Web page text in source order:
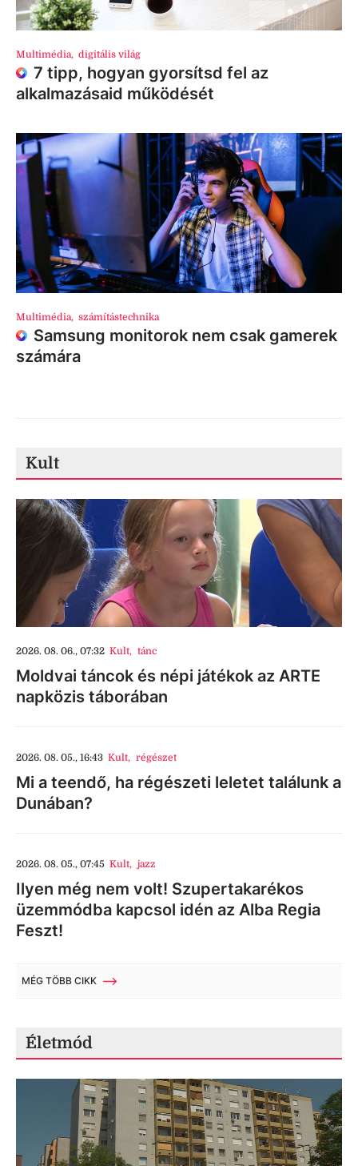
Multimédia, digitális világ
7 tipp, hogyan gyorsítsd fel az
alkalmazásaid működését
Multimédia, számítástechnika
Samsung monitorok nem csak gamerek
számára
Kult
2026. 08. 06., 07:32 Kult, tánc
Moldvai táncok és népi játékok az ARTE
napközis táborában
2026. 08. 05., 16:43 Kult, régészet
Mi a teendő, ha régészeti leletet találunk a
Dunában?
2026. 08. 05., 07:45 Kult, jazz
Ilyen még nem volt! Szupertakarékos
üzemmódba kapcsol idén az Alba Regia
Feszt!
MÉG TÖBB CIKK
Életmód